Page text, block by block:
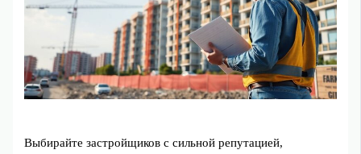
Выбирайте застройщиков с сильной репутацией,